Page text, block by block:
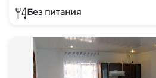
Без питания